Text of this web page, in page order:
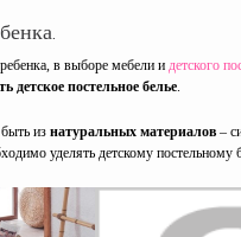
в выборе мебели и детского
детское постельное белье.
из натуральных материалов –
уделять детскому